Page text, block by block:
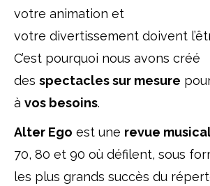
votre animation et
votre divertissement doivent
C’est pourquoi nous avons créé
des spectacles sur mesure
à vos besoins.
Alter Ego est une revue
70, 80 et 90 où défilent, sous
les plus grands succès du